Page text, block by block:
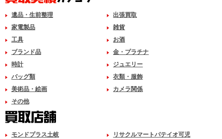
遺品・生前整理
出張買取
家電製品
雑貨
工具
お酒
ブランド品
金・プラチナ
時計
ジュエリー
バッグ類
衣類・服飾
美術品・絵画
カメラ関係
その他
モンドプラス土岐 リサクルマートパテイオ可児